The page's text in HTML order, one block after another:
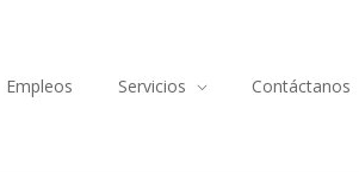
Empleos Servicios Contáctanos